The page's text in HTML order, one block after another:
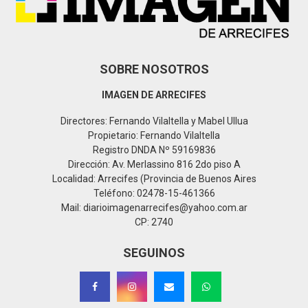
SOBRE NOSOTROS
IMAGEN DE ARRECIFES
Directores: Fernando Vilaltella y Mabel Ullua
Propietario: Fernando Vilaltella
Registro DNDA Nº 59169836
Dirección: Av. Merlassino 816 2do piso A
Localidad: Arrecifes (Provincia de Buenos Aires
Teléfono: 02478-15-461366
Mail: diarioimagenarrecifes@yahoo.com.ar
CP: 2740
SEGUINOS